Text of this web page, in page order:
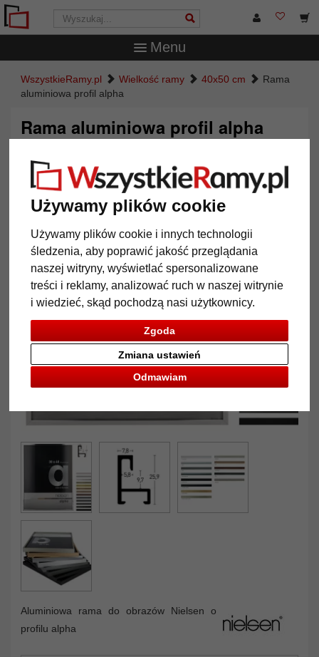
Używamy plików cookie
Używamy plików cookie i innych technologii
śledzenia, aby poprawić jakość przeglądania
naszej witryny, wyświetlać spersonalizowane
treści i reklamy, analizować ruch w naszej witrynie
i wiedzieć, skąd pochodzą nasi użytkownicy.
Zgoda
Odmawiam
Zmiana ustawień
Menu
WszystkieRamy.pl Wielkość ramy 40x50 cm
Rama
aluminiowa profil alpha
Rama aluminiowa profil alpha
Powrót
Aluminiowa rama do obrazów Nielsen o
profilu alpha